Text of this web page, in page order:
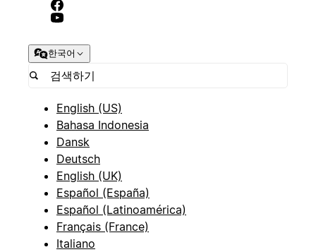
한국어
English (US)
Bahasa Indonesia
Dansk
Deutsch
English (UK)
Español (España)
Español (Latinoamérica)
Français (France)
Italiano